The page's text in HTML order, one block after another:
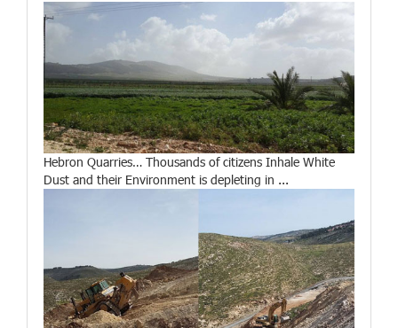
Hebron Quarries… Thousands of citizens Inhale White
Dust and their Environment is depleting in ...